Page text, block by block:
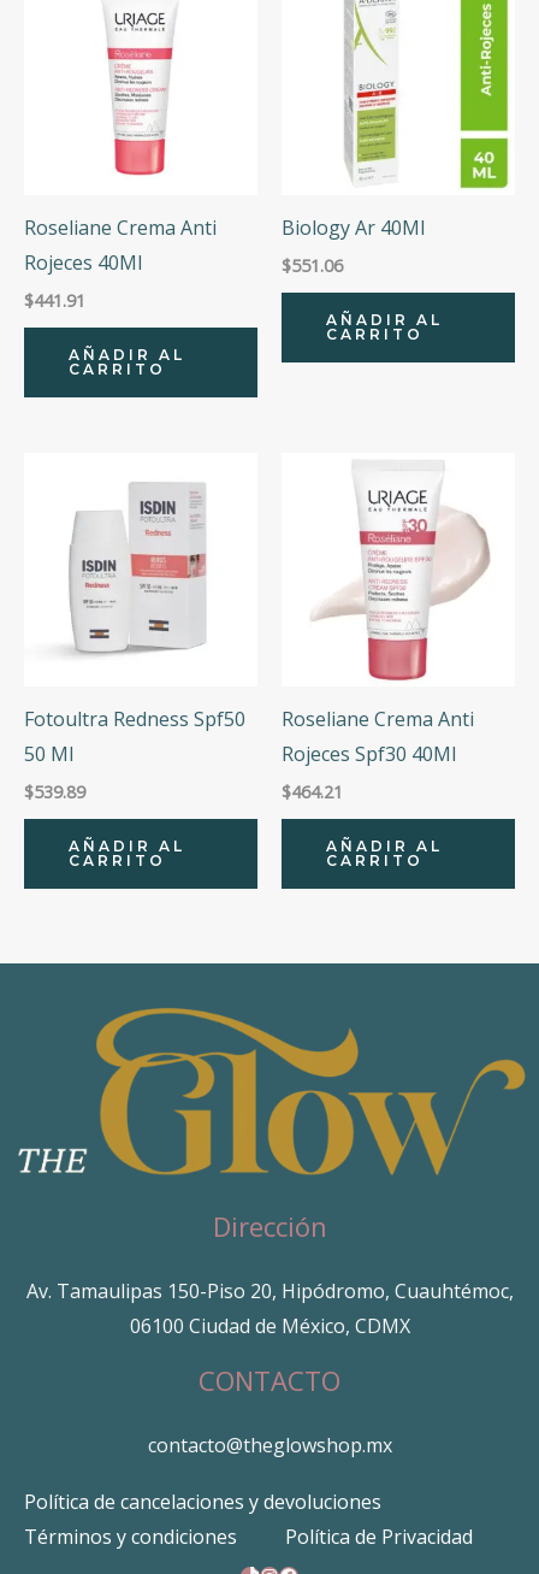
Roseliane Crema Anti
Rojeces 40Ml
$441.91
AÑADIR AL
CARRITO
Biology Ar 40Ml
$551.06
AÑADIR AL
CARRITO
Fotoultra Redness Spf50
50 Ml
$539.89
AÑADIR AL
CARRITO
Roseliane Crema Anti
Rojeces Spf30 40Ml
$464.21
AÑADIR AL
CARRITO
Dirección
Av. Tamaulipas 150-Piso 20, Hipódromo, Cuauhtémoc,
06100 Ciudad de México, CDMX
CONTACTO
contacto@theglowshop.mx
Política de cancelaciones y devoluciones
Términos y condiciones
Política de Privacidad